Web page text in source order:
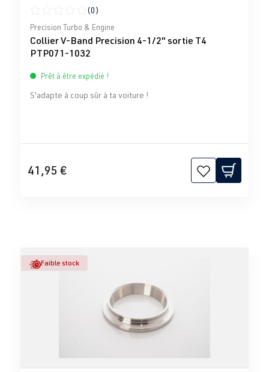
Note moyenne de 0 sur 5 étoiles
(0)
Precision Turbo & Engine
Collier V-Band Precision 4-1/2" sortie T4
PTP071-1032
Prêt à être expédié !
S'adapte à coup sûr à ta voiture !
41,95 €
Faible stock